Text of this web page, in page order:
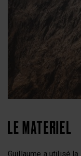
LE MATERIEL
Guillaume a utilisé la